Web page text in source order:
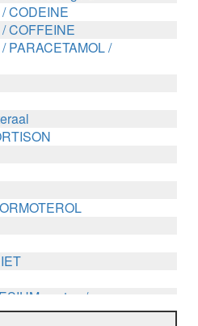
CODEINE
COFFEINE
PARACETAMOL /
zouten /